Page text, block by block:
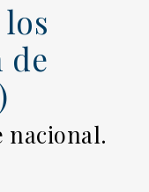
de
nacional.